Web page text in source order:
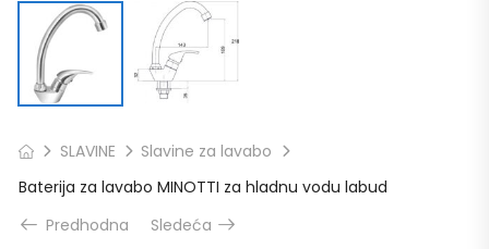
SLAVINE
Slavine za lavabo
Baterija za lavabo MINOTTI za hladnu vodu labud
Predhodna
Sledeća